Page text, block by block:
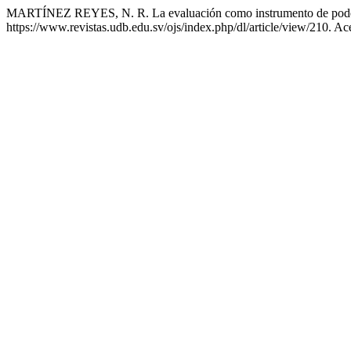
MARTÍNEZ REYES, N. R. La evaluación como instrumento de
https://www.revistas.udb.edu.sv/ojs/index.php/dl/article/view/210.